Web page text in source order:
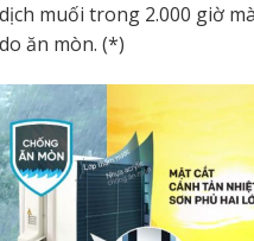
muối trong 2.000 giờ
ăn mòn. (*)